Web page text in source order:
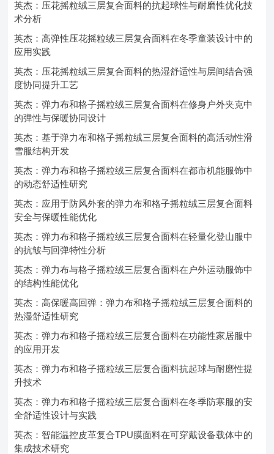
英杰：压花摇粒绒三层复合面料的抗起球性与耐磨性优化技
术分析
英杰：高弹性压花摇粒绒三层复合面料在冬季童装设计中的
应用实践
英杰：压花摇粒绒三层复合面料的热湿舒适性与层间结合强
度协同提升工艺
英杰：弹力布和格子摇粒绒三层复合面料在修身户外夹克中
的弹性与保暖协同设计
英杰：基于弹力布和格子摇粒绒三层复合面料的高活动性滑
雪服结构开发
英杰：弹力布和格子摇粒绒三层复合面料在都市机能服饰中
的动态舒适性研究
英杰：应用于防风外套的弹力布和格子摇粒绒三层复合面料
安全与保暖性能优化
英杰：弹力布和格子摇粒绒三层复合面料在轻量化登山服中
的抗皱与回弹特性分析
英杰：弹力布与格子摇粒绒三层复合面料在户外运动服饰中
的结构性能优化
英杰：高保暖高回弹：弹力布和格子摇粒绒三层复合面料的
热湿舒适性研究
英杰：弹力布和格子摇粒绒三层复合面料在功能性家居服中
的应用开发
英杰：弹力布和格子摇粒绒三层复合面料抗起球与耐磨性提
升技术
英杰：弹力布和格子摇粒绒三层复合面料在冬季防寒服的安
全舒适性设计与实践
英杰：智能温控皮革复合TPU膜面料在可穿戴设备载体中的
集成技术研究